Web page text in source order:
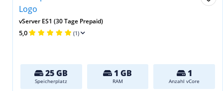
vServer ES1 (30 Tage Prepaid)
5,0 (1)
25 GB
Speicherplatz
1 GB
RAM
1
Anzahl vCore